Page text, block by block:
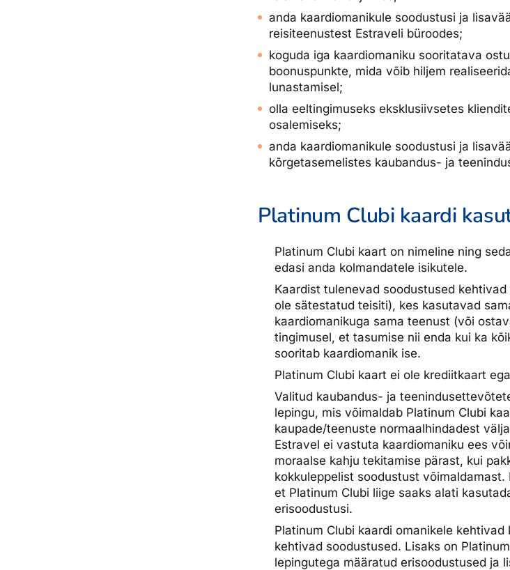
anda kaardiomanikule soodustusi ja
reisiteenustest Estraveli büroodes;
koguda iga kaardiomaniku sooritatava
boonuspunkte, mida võib hiljem
lunastamisel;
olla eeltingimuseks eksklusiivsetes
osalemiseks;
anda kaardiomanikule soodustusi ja
kõrgetasemelistes kaubandus- ja
Platinum Clubi kaardi
Platinum Clubi kaart on nimeline ning
edasi anda kolmandatele isikutele.
Kaardist tulenevad soodustused
ole sätestatud teisiti), kes kasutavad
kaardiomanikuga sama teenust (või
tingimusel, et tasumise nii enda kui ka
sooritab kaardiomanik ise.
Platinum Clubi kaart ei ole krediitkaart
Valitud kaubandus- ja
lepingu, mis võimaldab Platinum Clubi
kaupade/teenuste normaalhindadest
Estravel ei vastuta kaardiomaniku ees
moraalse kahju tekitamise pärast, kui
kokkuleppelist soodustust võimaldamast.
et Platinum Clubi liige saaks alati
erisoodustusi.
Platinum Clubi kaardi omanikele kehtivad
kehtivad soodustused. Lisaks on
lepingutega määratud erisoodustused ja